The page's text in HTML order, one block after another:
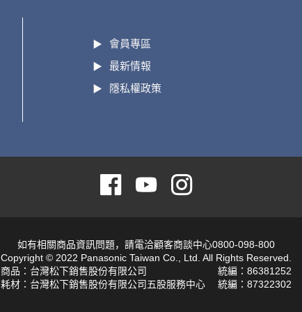
會員專區
最新情報
隱私權政策
如有相關商品資訊問題，請電洽顧客商談中心0800-098-800
Copyright © 2022 Panasonic Taiwan Co., Ltd. All Rights Reserved.
商品：台灣松下銷售股份有限公司
耗材：台灣松下銷售股份有限公司五股服務中心
統編：86381252
統編：87322302